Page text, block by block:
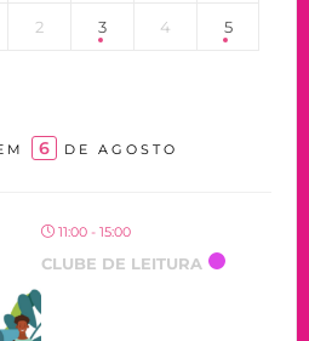
2 3 4 5
6 DE AGOSTO
11:00 - 15:00
CLUBE DE LEITURA